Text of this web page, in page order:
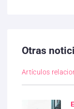
Otras
Artículos